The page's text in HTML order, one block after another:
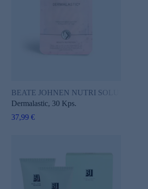
BEATE JOHNEN NUTRI SOLUTION
Dermalastic, 30 Kps.
37,99 €